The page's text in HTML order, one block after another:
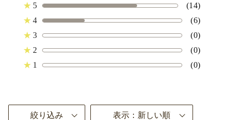
★ 5
(14)
★ 4
(6)
★ 3
(0)
★ 2
(0)
★ 1 (0)
絞り込み 表示：新しい順